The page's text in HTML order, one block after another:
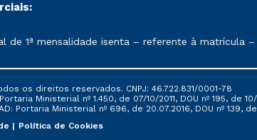
conforme exposto no contrato de
1ª mensalidade isenta – referente à matrícula
os direitos reservados. CNPJ: 46.722.831/0001-78
Ministerial nº 1.450, de 07/10/2011, DOU nº 195, de 10/
Portaria Ministerial nº 696, de 20.07.2016, DOU nº 139, de
Política de Cookies